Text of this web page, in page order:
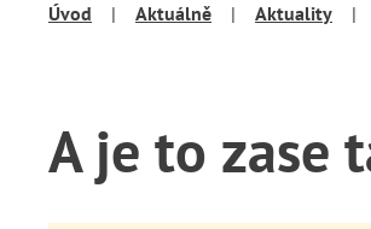
Úvod | Aktuálně | Aktuality |
A je to zase